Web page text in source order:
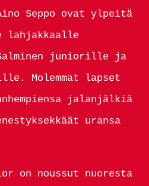
Seppo ovat ylpeitä
lahjakkaalle
juniorille ja
Molemmat lapset
jalanjälkiä
uransa
on noussut nuoresta